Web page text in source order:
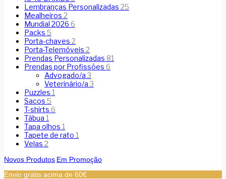
Lembranças Personalizadas 25
Mealheiros 2
Mundial 2026 6
Packs 5
Porta-chaves 2
Porta-Telemóveis 2
Prendas Personalizadas 81
Prendas por Profissões 6
Advogado/a3
Veterinário/a3
Puzzles 1
Sacos 5
T-shirts 6
Tábua 1
Tapa olhos 1
Tapete de rato 1
Velas 2
Novos Produtos Em Promoção
Envio grátis acima de 60€